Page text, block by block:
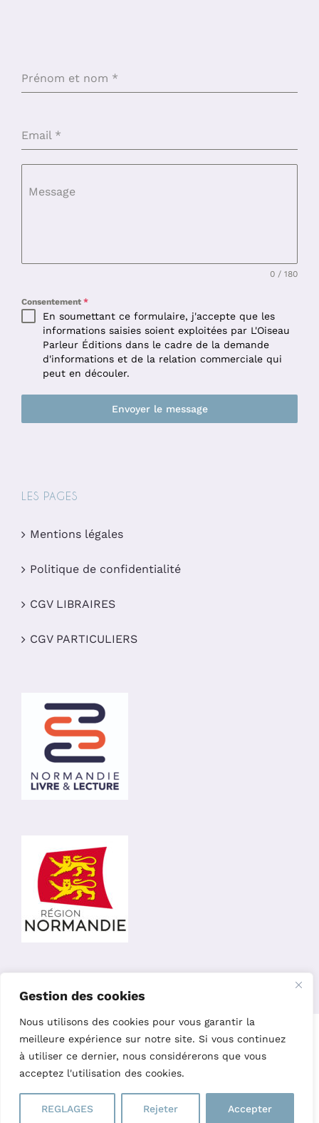
Gestion des cookies
Nous utilisons des cookies pour vous garantir la
meilleure expérience sur notre site. Si vous continuez
à utiliser ce dernier, nous considérerons que vous
acceptez l'utilisation des cookies.
REGLAGES Rejeter Accepter
Prénom et nom *
Email *
Message
0 / 180
Consentement *
En soumettant ce formulaire, j'accepte que les
informations saisies soient exploitées par L'Oiseau
Parleur Éditions dans le cadre de la demande
d'informations et de la relation commerciale qui
peut en découler.
Envoyer le message
LES PAGES
Mentions légales
Politique de confidentialité
CGV LIBRAIRES
CGV PARTICULIERS
Copyright 2023 – L’Oiseau Parleur Editions |Site réalisé par
Charline Budor
Création graphique par Nelly Chaillot